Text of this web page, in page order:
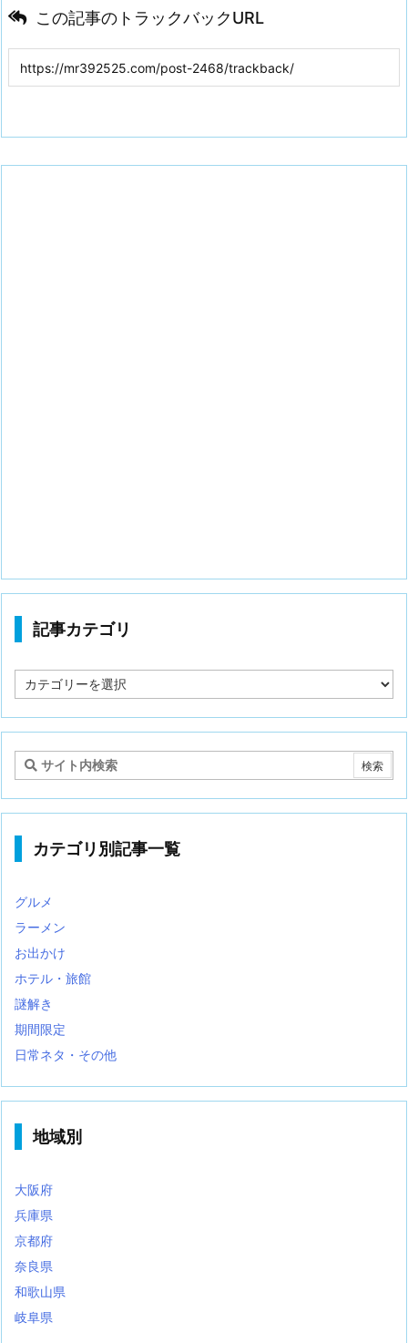
この記事のトラックバックURL
記事カテゴリ
事
テ
リ
カテゴリ別記事一覧
グルメ
ラーメン
お出かけ
ホテル・旅館
謎解き
期間限定
日常ネタ・その他
地域別
大阪府
兵庫県
京都府
奈良県
和歌山県
岐阜県